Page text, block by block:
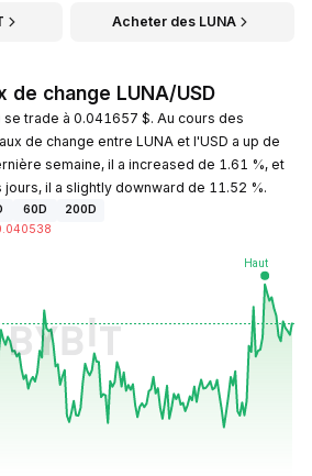
Acheter des LUNA
de change LUNA/USD
se trade à 0.041657 $. Au cours des
de change entre LUNA et l'USD a up de
semaine, il a increased de 1.61 %, et
il a slightly downward de 11.52 %.
60D
200D
07, 09:37 GMT+0